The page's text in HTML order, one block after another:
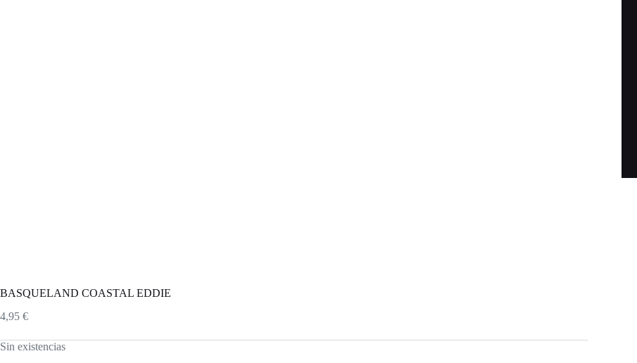
BASQUELAND COASTAL EDDIE
4,95 €
Sin existencias